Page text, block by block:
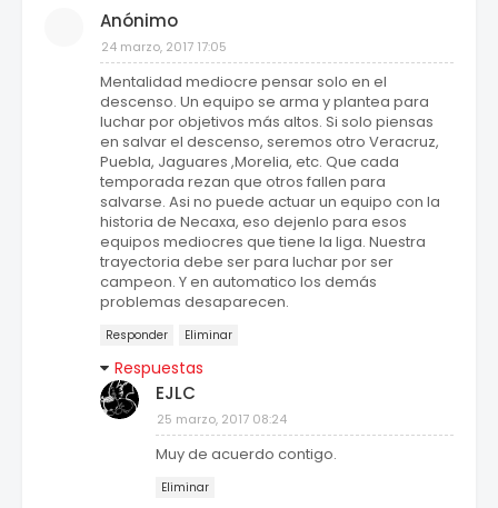
Anónimo
24 marzo, 2017 17:05
Mentalidad mediocre pensar solo en el
descenso. Un equipo se arma y plantea para
luchar por objetivos más altos. Si solo piensas
en salvar el descenso, seremos otro Veracruz,
Puebla, Jaguares ,Morelia, etc. Que cada
temporada rezan que otros fallen para
salvarse. Asi no puede actuar un equipo con la
historia de Necaxa, eso dejenlo para esos
equipos mediocres que tiene la liga. Nuestra
trayectoria debe ser para luchar por ser
campeon. Y en automatico los demás
problemas desaparecen.
Responder Eliminar
Respuestas
EJLC
25 marzo, 2017 08:24
Muy de acuerdo contigo.
Eliminar